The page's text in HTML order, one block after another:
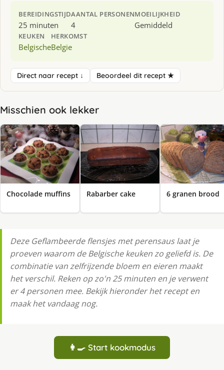
BEREIDINGSTIJD
25 minuten
AANTAL PERSONEN
4
MOEILIJKHEID
Gemiddeld
KEUKEN
Belgische
HERKOMST
Belgie
Direct naar recept ↓ Beoordeel dit recept ★
Misschien ook lekker
Chocolade muffins Rabarber cake 6 granen brood
Deze Geflambeerde flensjes met perensaus laat je
proeven waarom de Belgische keuken zo geliefd is. De
combinatie van zelfrijzende bloem en eieren maakt
het verschil. Reken op zo'n 25 minuten en je verwent
er 4 personen mee. Bekijk hieronder het recept en
maak het vandaag nog.
👩‍🍳 Start kookmodus